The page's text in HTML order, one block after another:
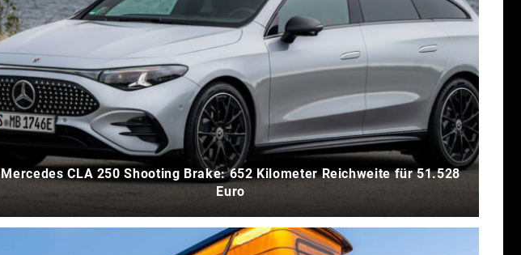
Mercedes CLA 250 Shooting Brake: 652 Kilometer Reichweite für 51.528
Euro